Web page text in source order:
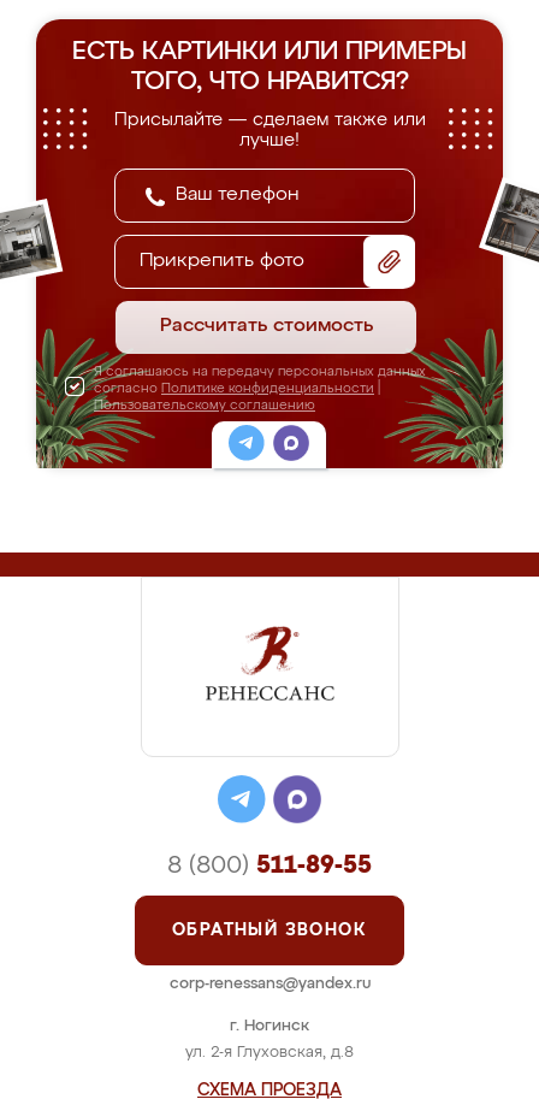
ЕСТЬ КАРТИНКИ ИЛИ ПРИМЕРЫ
ТОГО, ЧТО НРАВИТСЯ?
Присылайте — сделаем также или
лучше!
Прикрепить фото
Рассчитать стоимость
Я соглашаюсь на передачу персональных данных
согласно Политике конфиденциальности
Пользовательскому соглашению
г. Ногинск
ул. 2-я Глуховская, д.8
СХЕМА ПРОЕЗДА
8 (800) 511-89-55
ОБРАТНЫЙ ЗВОНОК
corp-renessans@yandex.ru